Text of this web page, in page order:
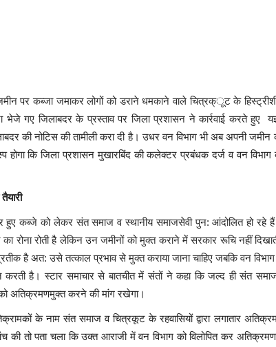
पर कब्जा जमाकर लोगों को डराने धमकाने वाले चित्रक्ूट के
भेजे गए जिलाबदर के प्रस्ताव पर जिला प्रशासन ने कार्रवाई करते हुए
की नोटिस की तामीली करा दी है। उधर वन विभाग भी अब अपनी
कि जिला प्रशासन मुखारबिंद की कलेक्टर प्रबंधक दर्ज व वन विभाग
हुए कब्जे को लेकर संत समाज व स्थानीय समाजसेवी पुन: आंदोलित हो
रोना रोती है लेकिन उन जमीनों को मुक्त कराने में सरकार रूचि नहीं
है अत: उसे तत्काल प्रभाव से मुक्त कराया जाना चाहिए जबकि वन
करती है। स्टार समाचार से बातचीत में संतों ने कहा कि जल्द ही संत
को अतिक्रमणमुक्त करने की मांग रखेगा।
के नाम संत समाज व चित्रकूट के रहवासियों द्वारा लगातार
की तो पता चला कि उक्त आराजी में वन विभाग को विलोपित कर